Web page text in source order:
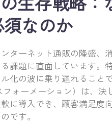
須なのか
ターネット通販の隆盛
課題に直面しています。
化の波に乗り遅れること
フォーメーション）は、
に導入でき、顧客満足度
です。